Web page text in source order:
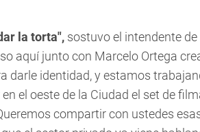
la torta", sostuvo el intendente
aquí junto con Marcelo Ortega
darle identidad, y estamos
el oeste de la Ciudad el set de
compartir con ustedes